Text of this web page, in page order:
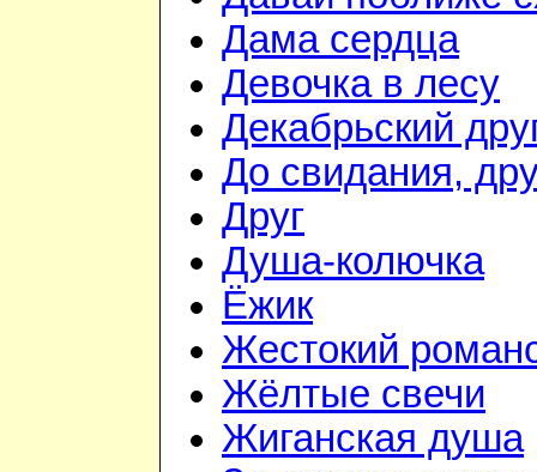
Дама сердца
Девочка в лесу
Декабрьский
До свидания,
Друг
Душа-колючка
Ёжик
Жестокий
Жёлтые свечи
Жиганская душа